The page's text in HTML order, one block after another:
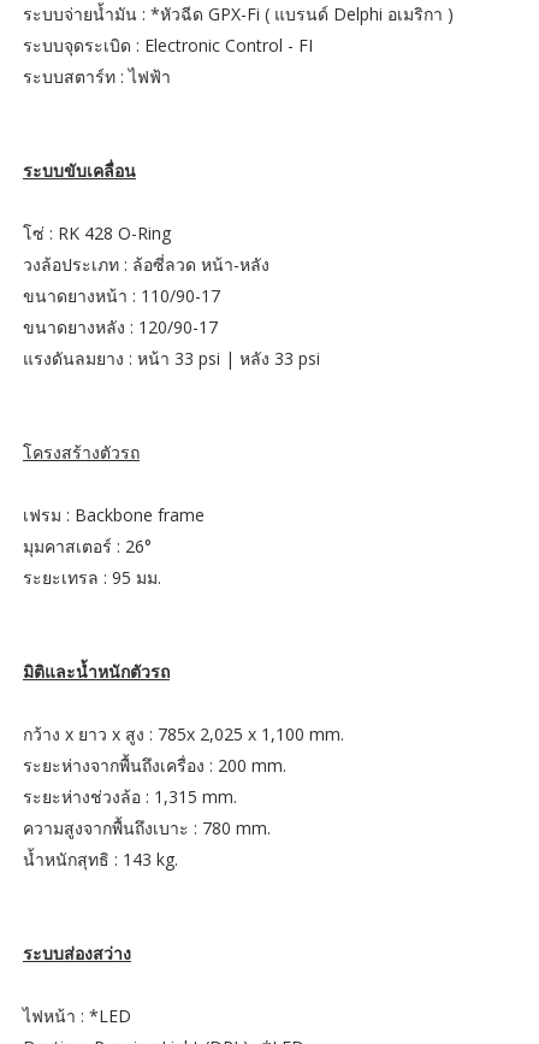
ระบบจ่ายน้ำมัน : *หัวฉีด GPX-Fi ( แบรนด์ Delphi อเมริกา )
ระบบจุดระเบิด : Electronic Control - FI
ระบบสตาร์ท : ไฟฟ้า
ระบบขับเคลื่อน
โซ่ : RK 428 O-Ring
วงล้อประเภท : ล้อซี่ลวด หน้า-หลัง
ขนาดยางหน้า : 110/90-17
ขนาดยางหลัง : 120/90-17
แรงดันลมยาง : หน้า 33 psi | หลัง 33 psi
โครงสร้างตัวรถ
เฟรม : Backbone frame
มุมคาสเตอร์ : 26°
ระยะเทรล : 95 มม.
มิติและน้ำหนักตัวรถ
กว้าง x ยาว x สูง : 785x 2,025 x 1,100 mm.
ระยะห่างจากพื้นถึงเครื่อง : 200 mm.
ระยะห่างช่วงล้อ : 1,315 mm.
ความสูงจากพื้นถึงเบาะ : 780 mm.
น้ำหนักสุทธิ : 143 kg.
ระบบส่องสว่าง
ไฟหน้า : *LED